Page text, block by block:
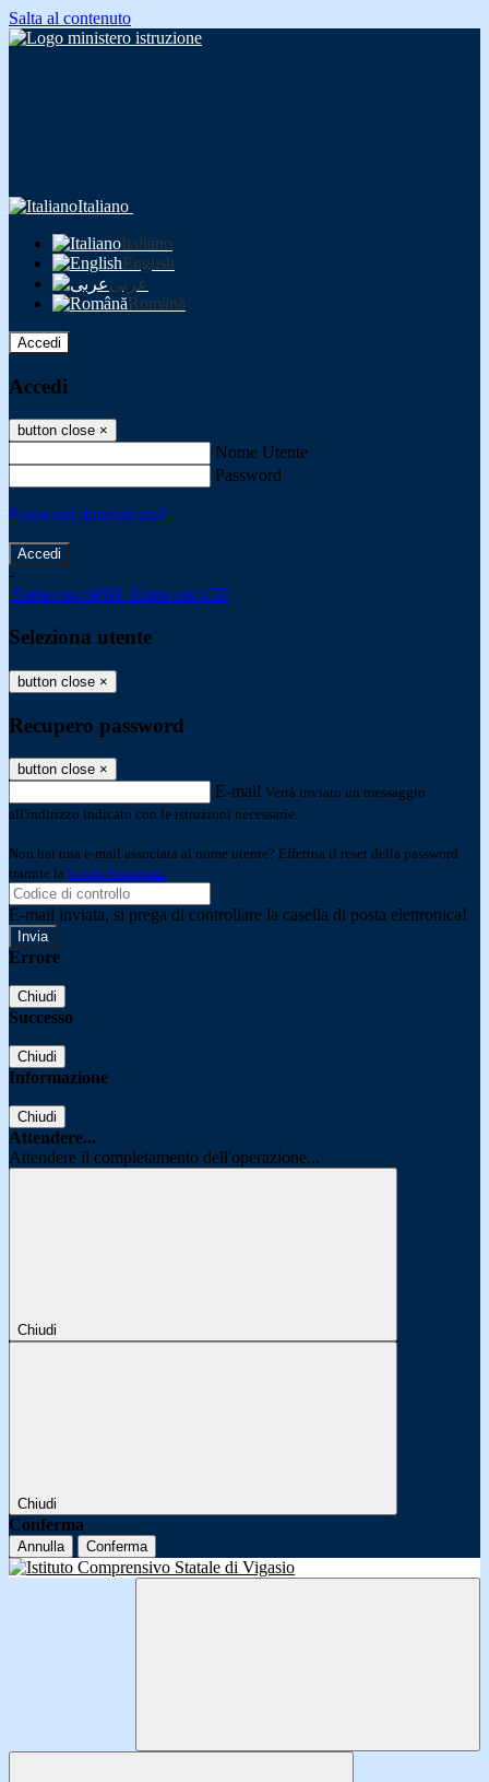
Salta al contenuto
Italiano
Italiano
English
عربى
Română
Accedi
Accedi
button close ×
Nome Utente
Password
Password dimenticata?
-
Entra con SPID Entra con CIE
Seleziona utente
button close ×
Recupero password
button close ×
E-mail Verrà inviato un messaggio
all'indirizzo indicato con le istruzioni necessarie.
Non hai una e-mail associata al nome utente? Effettua il reset della password
tramite la Login Spaggiari
E-mail inviata, si prega di controllare la casella di posta elettronica!
Errore
Chiudi
Successo
Chiudi
Informazione
Chiudi
Attendere...
Attendere il completamento dell'operazione...
Chiudi
Chiudi
Conferma
Annulla Conferma